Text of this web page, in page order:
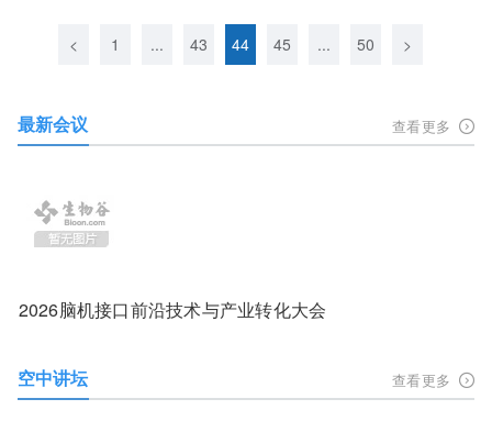
< 1 ... 43 44 45 ... 50 >
最新会议 查看更多
2026脑机接口前沿技术与产业转化大会
空中讲坛 查看更多